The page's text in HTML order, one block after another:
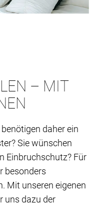
– MIT
daher ein
Sie wünschen
Einbruchschutz? Für
besonders
Mit unseren eigenen
uns dazu der